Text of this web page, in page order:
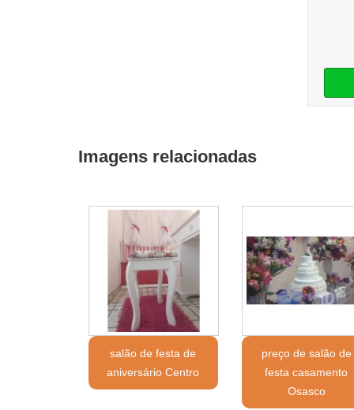
Imagens relacionadas
salão de festa de
aniversário Centro
preço de salão de
festa casamento
Osasco